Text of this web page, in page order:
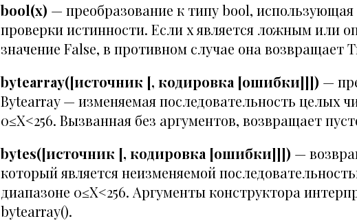
bool(x) — преобразование к типу bool,
проверки истинности. Если х является ложным или
значение False, в противном случае она возвращает
bytearray([источник [, кодировка [ошибки]]]) —
Bytearray — изменяемая последовательность целых
0≤X<256. Вызванная без аргументов, возвращает
bytes([источник [, кодировка [ошибки]]]) —
который является неизменяемой
диапазоне 0≤X<256. Аргументы конструктора
bytearray().